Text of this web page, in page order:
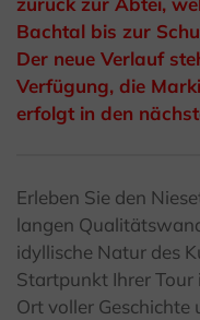
Bachtal bis zur
Der neue Verlauf
Verfügung, die
erfolgt in den
Erleben Sie den
langen
idyllische Natur des
Startpunkt Ihrer Tour
Ort voller Geschichte